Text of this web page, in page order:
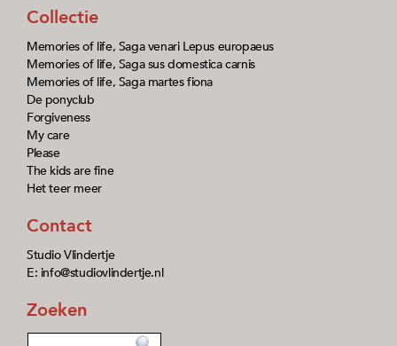
Collectie
Memories of life, Saga venari Lepus europaeus
Memories of life, Saga sus domestica carnis
Memories of life, Saga martes fiona
De ponyclub
Forgiveness
My care
Please
The kids are fine
Het teer meer
Contact
Studio Vlindertje
E: info@studiovlindertje.nl
Zoeken